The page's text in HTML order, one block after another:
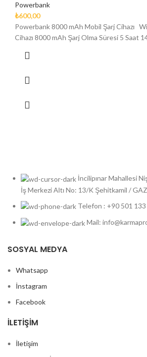
Powerbank
₺600,00
Powerbank 8000 mAh Mobil Şarj Cihazı
Cihazı 8000 mAh Şarj Olma Süresi 5 Saat
İncilipınar Mahallesi
İş Merkezi Altı No: 13/K Şehitkamil /
Telefon : +90 501
Mail:
SOSYAL MEDYA
Whatsapp
İnstagram
Facebook
İLETIŞIM
İletişim